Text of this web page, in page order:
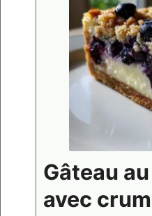
Gâteau
avec